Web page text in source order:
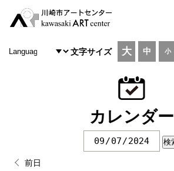
文字サイズ 大 中 小
カレンダー
前日